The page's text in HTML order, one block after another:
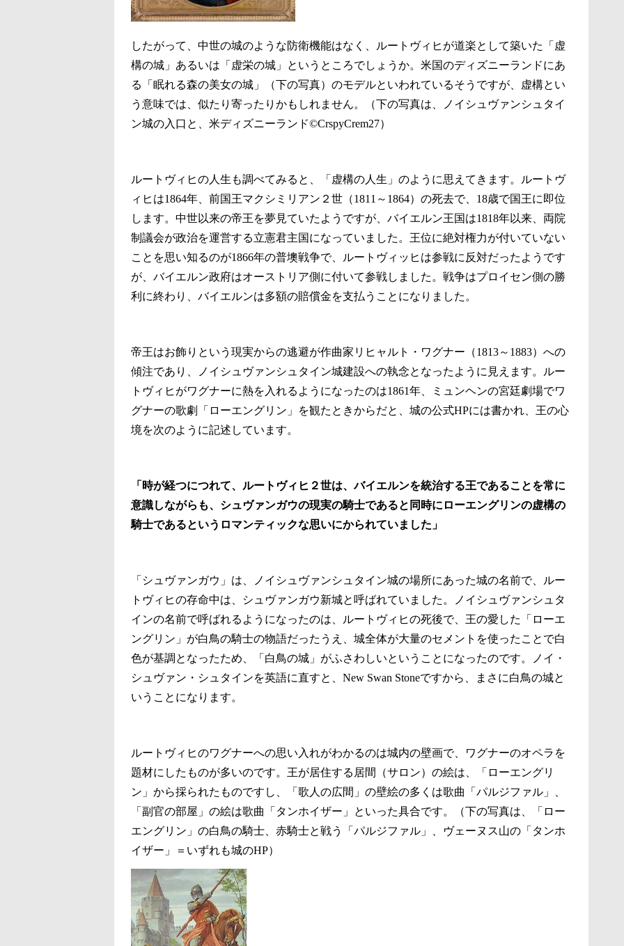
したがって、中世の城のような防衛機能はなく、ルートヴィヒが道楽として築いた「虚
構の城」あるいは「虚栄の城」というところでしょうか。米国のディズニーランドにあ
る「眠れる森の美女の城」（下の写真）のモデルといわれているそうですが、虚構とい
う意味では、似たり寄ったりかもしれません。（下の写真は、ノイシュヴァンシュタイ
ン城の入口と、米ディズニーランド©CrspyCrem27）
ルートヴィヒの人生も調べてみると、「虚構の人生」のように思えてきます。ルートヴ
ィヒは1864年、前国王マクシミリアン２世（1811～1864）の死去で、18歳で国王に即位
します。中世以来の帝王を夢見ていたようですが、バイエルン王国は1818年以来、両院
制議会が政治を運営する立憲君主国になっていました。王位に絶対権力が付いていない
ことを思い知るのが1866年の普墺戦争で、ルートヴィッヒは参戦に反対だったようです
が、バイエルン政府はオーストリア側に付いて参戦しました。戦争はプロイセン側の勝
利に終わり、バイエルンは多額の賠償金を支払うことになりました。
帝王はお飾りという現実からの逃避が作曲家リヒャルト・ワグナー（1813～1883）への
傾注であり、ノイシュヴァンシュタイン城建設への執念となったように見えます。ルー
トヴィヒがワグナーに熱を入れるようになったのは1861年、ミュンヘンの宮廷劇場でワ
グナーの歌劇「ローエングリン」を観たときからだと、城の公式HPには書かれ、王の心
境を次のように記述しています。
「時が経つにつれて、ルートヴィヒ２世は、バイエルンを統治する王であることを常に
意識しながらも、シュヴァンガウの現実の騎士であると同時にローエングリンの虚構の
騎士であるというロマンティックな思いにかられていました」
「シュヴァンガウ」は、ノイシュヴァンシュタイン城の場所にあった城の名前で、ルー
トヴィヒの存命中は、シュヴァンガウ新城と呼ばれていました。ノイシュヴァンシュタ
インの名前で呼ばれるようになったのは、ルートヴィヒの死後で、王の愛した「ローエ
ングリン」が白鳥の騎士の物語だったうえ、城全体が大量のセメントを使ったことで白
色が基調となったため、「白鳥の城」がふさわしいということになったのです。ノイ・
シュヴァン・シュタインを英語に直すと、New Swan Stoneですから、まさに白鳥の城と
いうことになります。
ルートヴィヒのワグナーへの思い入れがわかるのは城内の壁画で、ワグナーのオペラを
題材にしたものが多いのです。王が居住する居間（サロン）の絵は、「ローエングリ
ン」から採られたものですし、「歌人の広間」の壁絵の多くは歌曲「パルジファル」、
「副官の部屋」の絵は歌曲「タンホイザー」といった具合です。（下の写真は、「ロー
エングリン」の白鳥の騎士、赤騎士と戦う「パルジファル」、ヴェーヌス山の「タンホ
イザー」＝いずれも城のHP）